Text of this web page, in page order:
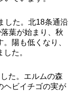
した。北18条通沿
葉が始まり、秋
陽も低くなり、
た。
た。エルムの森
ヘビイチゴの実が